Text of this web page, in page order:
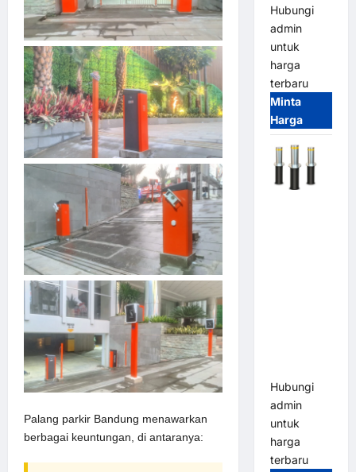
Palang parkir Bandung menawarkan
berbagai keuntungan, di antaranya:
Hubungi
admin
untuk
harga
terbaru
Minta
Harga
Hubungi
admin
untuk
harga
terbaru